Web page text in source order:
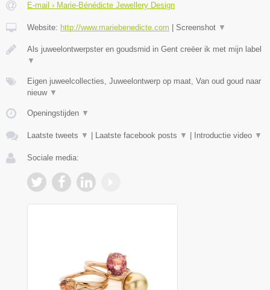
E-mail › Marie-Bénédicte Jewellery Design
Website: http://www.mariebenedicte.com Screenshot ▼
Als juweelontwerpster en goudsmid in Gent creëer ik met mijn label
▼
Eigen juweelcollecties, Juweelontwerp op maat, Van oud goud naar
nieuw ▼
Openingstijden ▼
Laatste tweets ▼ Laatste facebook posts ▼ Introductie video ▼
Sociale media: